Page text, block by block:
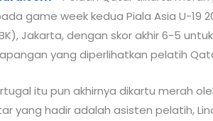
game week kedua Piala Asia U-19
Jakarta, dengan skor akhir 6-5
yang diperlihatkan pelatih
itu pun akhirnya dikartu merah
yang hadir adalah asisten pelatih,